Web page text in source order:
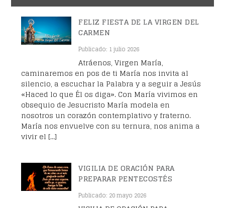
FELIZ FIESTA DE LA VIRGEN DEL
CARMEN
Publicado: 1 julio 2026
Atráenos, Virgen María,
caminaremos en pos de ti María nos invita al
silencio, a escuchar la Palabra y a seguir a Jesús
«Haced lo que Él os diga». Con María vivimos en
obsequio de Jesucristo María modela en
nosotros un corazón contemplativo y fraterno.
María nos envuelve con su ternura, nos anima a
vivir el […]
VIGILIA DE ORACIÓN PARA
PREPARAR PENTECOSTÉS
Publicado: 20 mayo 2026